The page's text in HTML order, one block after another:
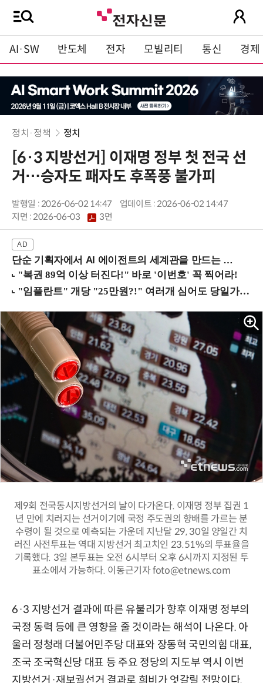
AI·SW 반도체 전자 모빌리티 통신 경제
정치·정책 정치
[6·3 지방선거] 이재명 정부 첫 전국 선
거…승자도 패자도 후폭풍 불가피
발행일 : 2026-06-02 14:47
업데이트 : 2026-06-02 14:47
지면 :2026-06-03 3면
단순 기획자에서 AI 에이전트의 세계관을 만드는 지식 설계자로.. (8/20 강남역)
제9회 전국동시지방선거의 날이 다가온다. 이재명 정부 집권 1
년 만에 치러지는 선거이기에 국정 주도권의 향배를 가르는 분
수령이 될 것으로 예측되는 가운데 지난달 29, 30일 양일간 치
러진 사전투표는 역대 지방선거 최고치인 23.51%의 투표율을
기록했다. 3일 본투표는 오전 6시부터 오후 6시까지 지정된 투
표소에서 가능하다. 이동근기자 foto@etnews.com
6·3 지방선거 결과에 따른 유불리가 향후 이재명 정부의
국정 동력 등에 큰 영향을 줄 것이라는 해석이 나온다. 아
울러 정청래 더불어민주당 대표와 장동혁 국민의힘 대표,
조국 조국혁신당 대표 등 주요 정당의 지도부 역시 이번
지방선거·재보궐선거 결과로 희비가 엇갈릴 전망이다.